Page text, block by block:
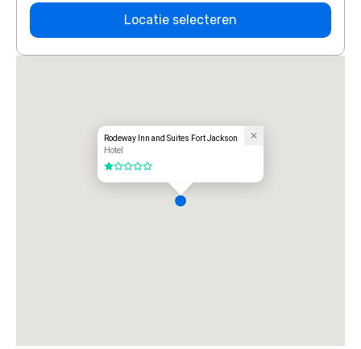
Locatie selecteren
Rodeway Inn and Suites Fort Jackson
Hotel
1 van 5